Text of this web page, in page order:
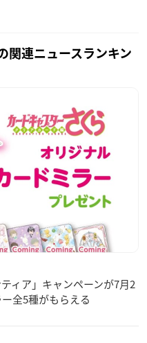
関連ニュースランキン
ィア」キャンペーンが7月2
全5種がもらえる